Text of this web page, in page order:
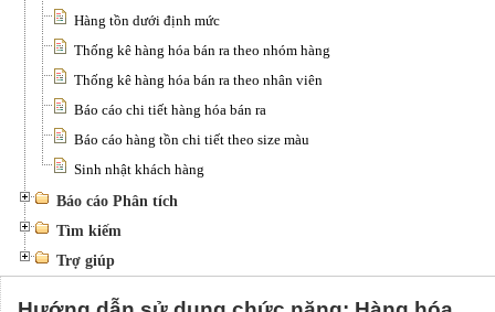
Hàng tồn dưới định mức
Thống kê hàng hóa bán ra theo nhóm hàng
Thống kê hàng hóa bán ra theo nhân viên
Báo cáo chi tiết hàng hóa bán ra
Báo cáo hàng tồn chi tiết theo size màu
Sinh nhật khách hàng
Báo cáo Phân tích
Tìm kiếm
Trợ giúp